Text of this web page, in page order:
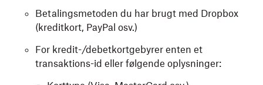
Betalingsmetoden du har brugt med Dropbox
(kreditkort, PayPal osv.)
For kredit-/debetkortgebyrer enten et
transaktions-id eller følgende oplysninger: